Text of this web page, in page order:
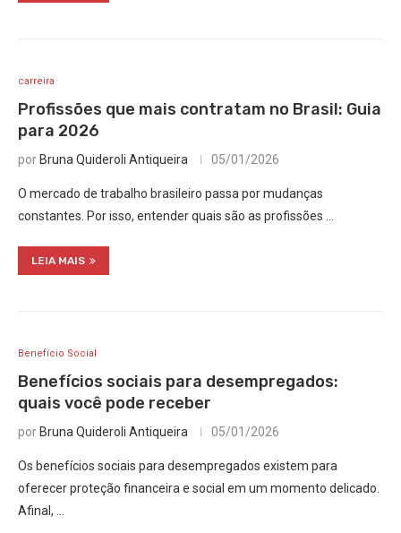
carreira
Profissões que mais contratam no Brasil: Guia
para 2026
por Bruna Quideroli Antiqueira 05/01/2026
O mercado de trabalho brasileiro passa por mudanças
constantes. Por isso, entender quais são as profissões …
LEIA MAIS
Benefício Social
Benefícios sociais para desempregados:
quais você pode receber
por Bruna Quideroli Antiqueira 05/01/2026
Os benefícios sociais para desempregados existem para
oferecer proteção financeira e social em um momento delicado.
Afinal, …